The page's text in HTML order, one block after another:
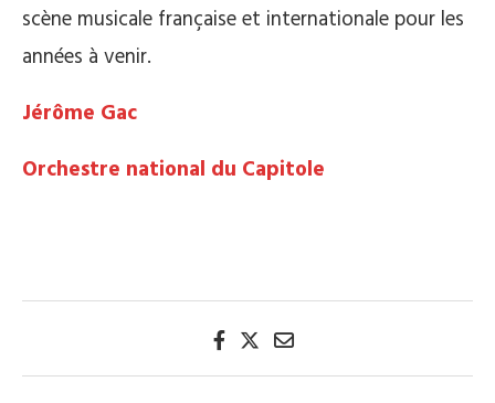
scène musicale française et internationale pour les
années à venir.
Jérôme Gac
Orchestre national du Capitole